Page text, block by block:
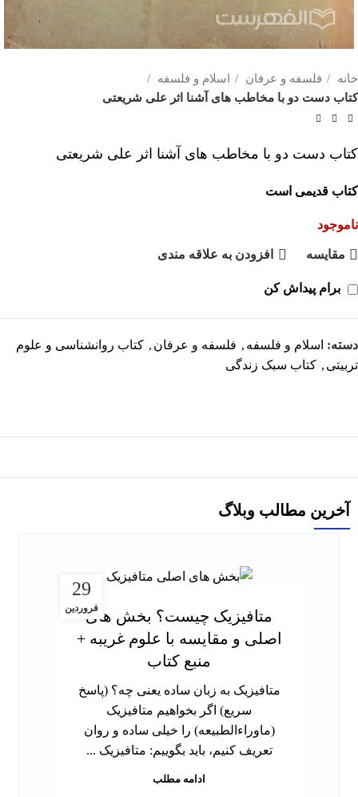
خانه فلسفه و عرفان
اسلام و فلسفه
کتاب دست دو با مخاطب های آشنا اثر علی شریعتی
کتاب دست دو با مخاطب های آشنا اثر علی شریعتی
کتاب قدیمی است
ناموجود
مقايسه افزودن به علاقه مندی
برام پیداش کن
دسته: اسلام و فلسفه , فلسفه و عرفان , کتاب روانشناسی و علوم
تربیتی , کتاب سبک زندگی
آخرین مطالب وبلاگ
29
فروردینمتافیزیک چیست؟ بخش های
اصلی و مقایسه با علوم غریبه +
منبع کتاب
متافیزیک به زبان ساده یعنی چه؟ (پاسخ
سریع) اگر بخواهیم متافیزیک
(ماوراءالطبیعه) را خیلی ساده و روان
تعریف کنیم، باید بگوییم: متافیزیک ...
ادامه مطلب